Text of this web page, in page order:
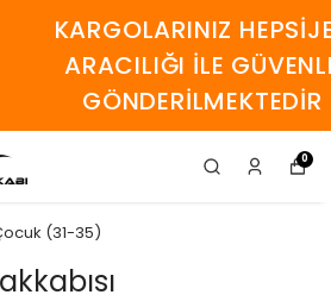
HEPSİJET
İLE GÜVENLE
0
(31-35)